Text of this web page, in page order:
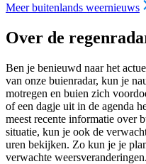
Meer buitenlands weernieuws
Over de
Ben je benieuwd naar het
van onze buienradar, kun je
motregen en buien zich
of een dagje uit in de agenda
meest recente informatie over
situatie, kun je ook de
uren bekijken. Zo kun je je
verwachte weersveranderingen.